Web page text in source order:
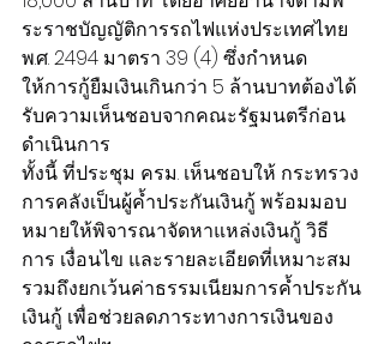
ระราชบัญญัติการรถไฟแห่งประเทศไทย
พ.ศ. 2494 มาตรา 39 (4) ซึ่งกำหนด
ให้การกู้ยืมเงินเกินกว่า 5 ล้านบาทต้องได้
รับความเห็นชอบจากคณะรัฐมนตรีก่อน
ดำเนินการ
​ทั้งนี้ ที่ประชุม ครม. เห็นชอบให้ กระทรวง
การคลังเป็นผู้ค้ำประกันเงินกู้ พร้อมมอบ
หมายให้พิจารณาจัดหาแหล่งเงินกู้ วิธี
การ เงื่อนไข และรายละเอียดที่เหมาะสม
รวมถึงยกเว้นค่าธรรมเนียมการค้ำประกัน
เงินกู้ เพื่อช่วยลดภาระทางการเงินของ